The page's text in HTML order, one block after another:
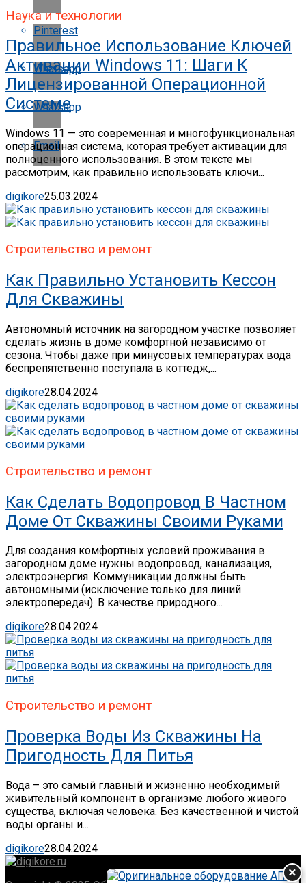
Pinterest
Whatsapp
Whatsapp
Email
Наука и технологии
Правильное Использование Ключей
Активации Windows 11: Шаги К
Лицензированной Операционной
Системе
Windows 11 — это современная и многофункциональная
операционная система, которая требует активации для
полноценного использования. В этом тексте мы
рассмотрим, как правильно использовать ключи...
digikore25.03.2024
Строительство и ремонт
Как Правильно Установить Кессон
Для Скважины
Автономный источник на загородном участке позволяет
сделать жизнь в доме комфортной независимо от
сезона. Чтобы даже при минусовых температурах вода
беспрепятственно поступала в коттедж,...
digikore28.04.2024
Строительство и ремонт
Как Сделать Водопровод В Частном
Доме От Скважины Своими Руками
Для создания комфортных условий проживания в
загородном доме нужны водопровод, канализация,
электроэнергия. Коммуникации должны быть
автономными (исключение только для линий
электропередач). В качестве природного...
digikore28.04.2024
Строительство и ремонт
Проверка Воды Из Скважины На
Пригодность Для Питья
Вода – это самый главный и жизненно необходимый
живительный компонент в организме любого живого
существа, включая человека. Без качественной и чистой
воды органы и...
digikore28.04.2024
×